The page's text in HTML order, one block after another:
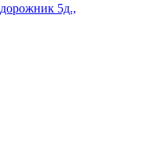
5д.,